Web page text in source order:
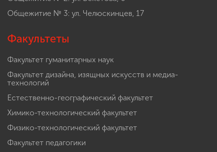
Общежитие № 3: ул. Челюскинцев, 17
Факультеты
Факультет гуманитарных наук
Факультет дизайна, изящных искусств и медиа-
технологий
Естественно-географический факультет
Химико-технологический факультет
Физико-технологический факультет
Факультет педагогики